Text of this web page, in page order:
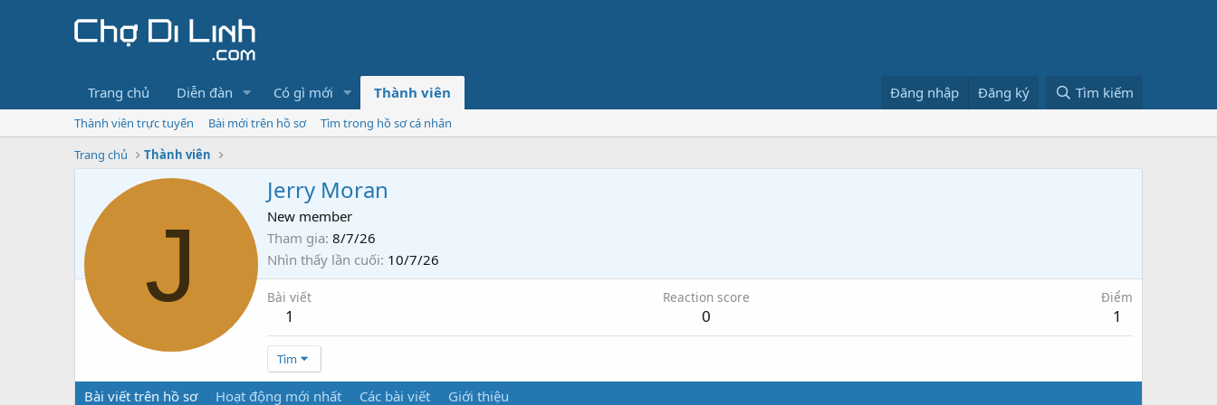
Trang chủ Diễn đàn Có gì mới Thành viên Đăng nhập Đăng ký Tìm kiếm
Thành viên trực tuyến Bài mới trên hồ sơ
Tìm trong hồ sơ cá nhân
Trang chủ
Thành viên
J
Jerry Moran
New member
Tham gia 8/7/26
Nhìn thấy lần cuối 10/7/26
Bài viết
1
Reaction score
0
Điểm
1
Tìm
Bài viết trên hồ sơ Hoạt động mới nhất Các bài viết Giới thiệu